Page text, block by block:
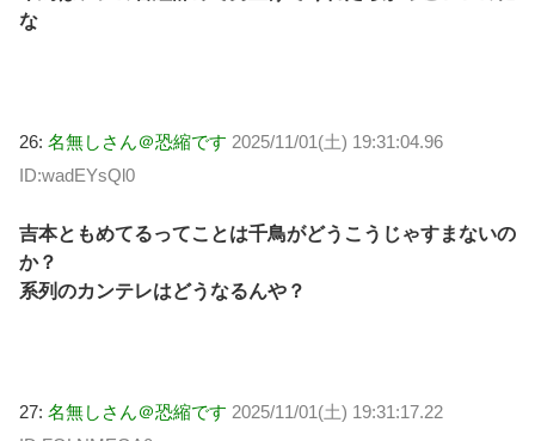
な
26: 名無しさん＠恐縮です 2025/11/01(土) 19:31:04.96
ID:wadEYsQl0
吉本ともめてるってことは千鳥がどうこうじゃすまないの
か？
系列のカンテレはどうなるんや？
27: 名無しさん＠恐縮です 2025/11/01(土) 19:31:17.22